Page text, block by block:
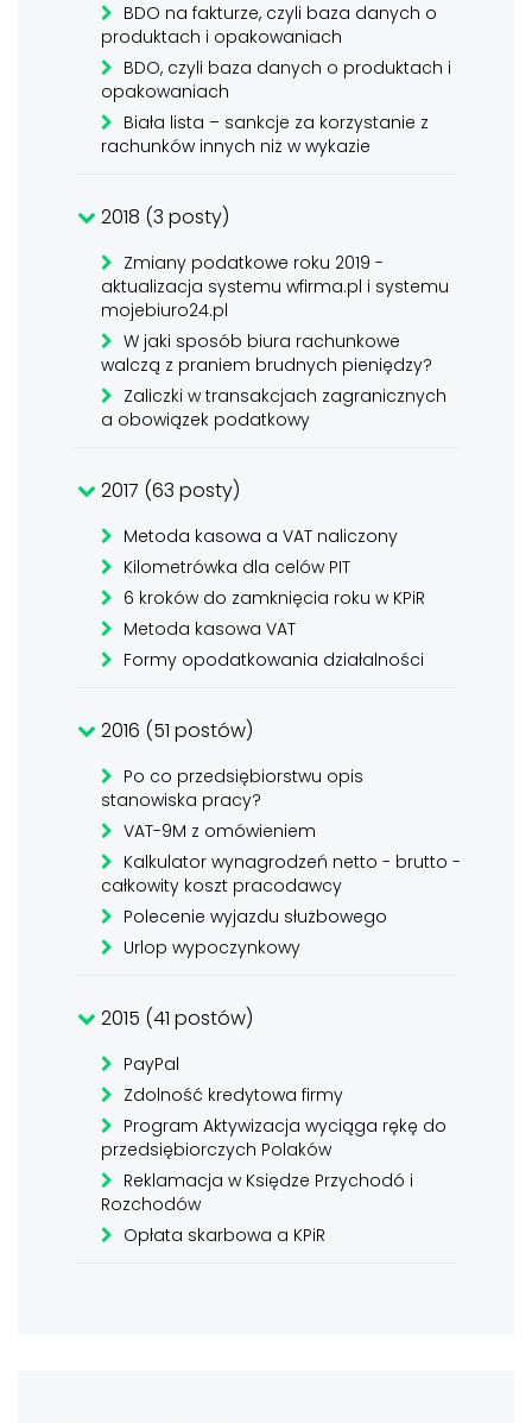
BDO na fakturze, czyli baza danych o
produktach i opakowaniach
BDO, czyli baza danych o produktach i
opakowaniach
Biała lista – sankcje za korzystanie z
rachunków innych niż w wykazie
2018 (3 posty)
Zmiany podatkowe roku 2019 -
aktualizacja systemu wfirma.pl i systemu
mojebiuro24.pl
W jaki sposób biura rachunkowe
walczą z praniem brudnych pieniędzy?
Zaliczki w transakcjach zagranicznych
a obowiązek podatkowy
2017 (63 posty)
Metoda kasowa a VAT naliczony
Kilometrówka dla celów PIT
6 kroków do zamknięcia roku w KPiR
Metoda kasowa VAT
Formy opodatkowania działalności
2016 (51 postów)
Po co przedsiębiorstwu opis
stanowiska pracy?
VAT-9M z omówieniem
Kalkulator wynagrodzeń netto - brutto -
całkowity koszt pracodawcy
Polecenie wyjazdu służbowego
Urlop wypoczynkowy
2015 (41 postów)
PayPal
Zdolność kredytowa firmy
Program Aktywizacja wyciąga rękę do
przedsiębiorczych Polaków
Reklamacja w Księdze Przychodó i
Rozchodów
Opłata skarbowa a KPiR